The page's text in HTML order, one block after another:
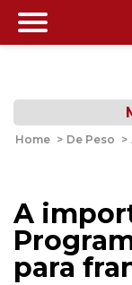
Home > De Peso >
A
para